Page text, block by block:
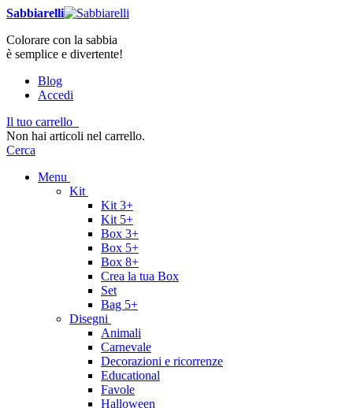
Sabbiarelli
Colorare con la sabbia
è semplice e divertente!
Blog
Accedi
Il tuo carrello
Non hai articoli nel carrello.
Cerca
Menu
Kit
Kit 3+
Kit 5+
Box 3+
Box 5+
Box 8+
Crea la tua Box
Set
Bag 5+
Disegni
Animali
Carnevale
Decorazioni e ricorrenze
Educational
Favole
Halloween